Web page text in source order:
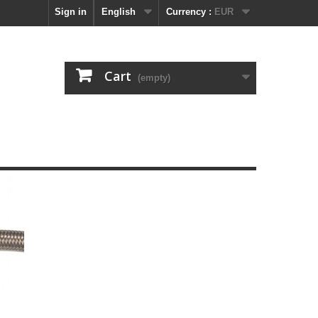
Currency : EUR
English
Sign in
Cart (empty)